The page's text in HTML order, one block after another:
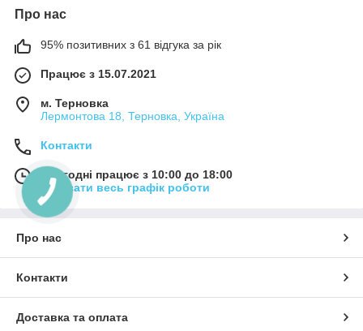
Про нас
95% позитивних з 61 відгука за рік
Працює з 15.07.2021
м. Терновка
Лермонтова 18, Терновка, Україна
Контакти
Сьогодні працює з 10:00 до 18:00
Показати весь графік роботи
Про нас
Контакти
Доставка та оплата